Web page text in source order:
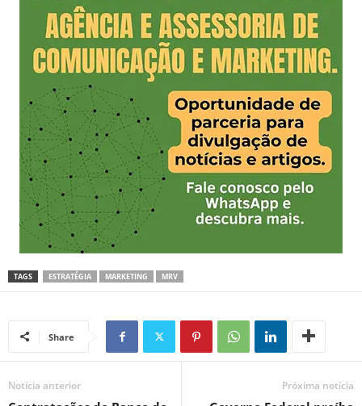
TAGS ESTRATÉGIA MARKETING MRV
Share
Notícia anterior Próxima notícia